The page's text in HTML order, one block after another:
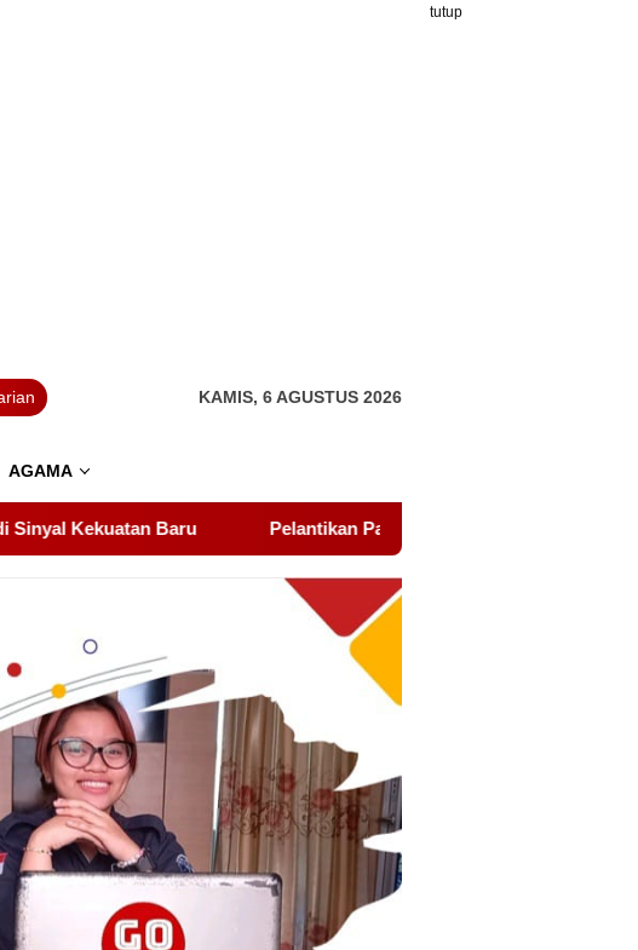
tutup
KAMIS, 6 AGUSTUS 2026
AGAMA
Panglima Sambang Gagak Hitam Kota Batam Dihadiri Udin